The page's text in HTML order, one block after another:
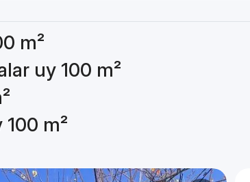
m²
uy 100 m²
m²